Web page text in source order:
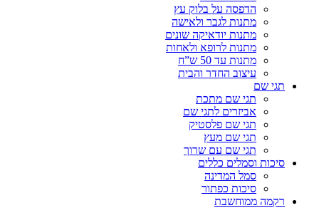
הדפסה על בלוק עץ
מתנות לגבר ולאישה
מתנות יודאיקה שונים
מתנות לרופא ולאחות
מתנות עד 50 ש”ח
עיצוב החדר והבית
תגי שם
תגי שם מתכת
אביזרים לתגי שם
תגי שם פלסטיק
תגי שם מעץ
תגי שם עם שרוך
סיכות וסמלים כללים
סמל המדינה
סיכות כפתור
רקמה ממוחשבת